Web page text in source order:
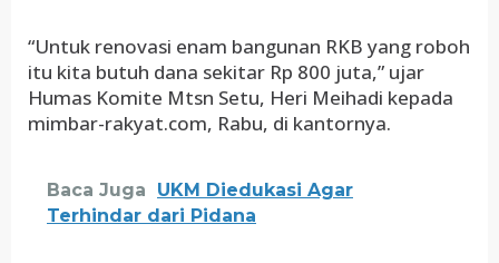
“Untuk renovasi enam bangunan RKB yang roboh
itu kita butuh dana sekitar Rp 800 juta,” ujar
Humas Komite Mtsn Setu, Heri Meihadi kepada
mimbar-rakyat.com, Rabu, di kantornya.
Baca Juga
UKM Diedukasi Agar
Terhindar dari Pidana